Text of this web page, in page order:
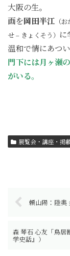
大阪の生。
画を岡田半江 （
せ – きょくそう） に
温和で情にあつ
門下には月ヶ瀬
がいる。
展覧会・講座・掲
頼山陽：陸奥
森 琴石 心友「鳥居
学史話』）